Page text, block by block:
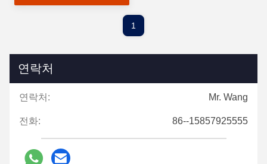
1
연락처
연락처: Mr. Wang
전화: 86--15857925555